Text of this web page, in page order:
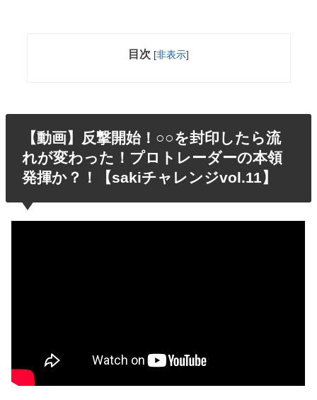
目次 [非表示]
【動画】反撃開始！○○を封印したら流
れが変わった！プロトレーダーの本領
発揮か？！【sakiチャレンジvol.11】